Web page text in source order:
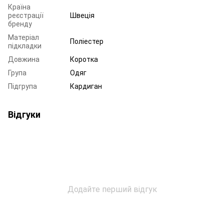
Країна
реєстрації
бренду
Швеція
Матеріал
підкладки
Поліестер
Довжина
Коротка
Група
Одяг
Підгрупа
Кардиган
Відгуки
Додайте перший відгук